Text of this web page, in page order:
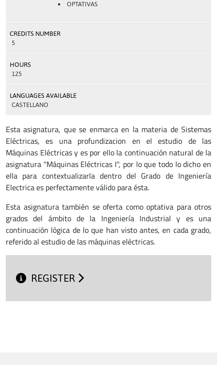
OPTATIVAS
CREDITS NUMBER
5
HOURS
125
LANGUAGES AVAILABLE
CASTELLANO
Esta asignatura, que se enmarca en la materia de Sistemas
Eléctricas, es una profundizacion en el estudio de las
Máquinas Eléctricas y es por ello la continuación natural de la
asignatura "Máquinas Eléctricas I", por lo que todo lo dicho en
ella para contextualizarla dentro del Grado de Ingeniería
Electrica es perfectamente válido para ésta.
Esta asignatura también se oferta como optativa para otros
grados del ámbito de la Ingeniería Industrial y es una
continuación lógica de lo que han visto antes, en cada grado,
referido al estudio de las máquinas eléctricas.
REGISTER